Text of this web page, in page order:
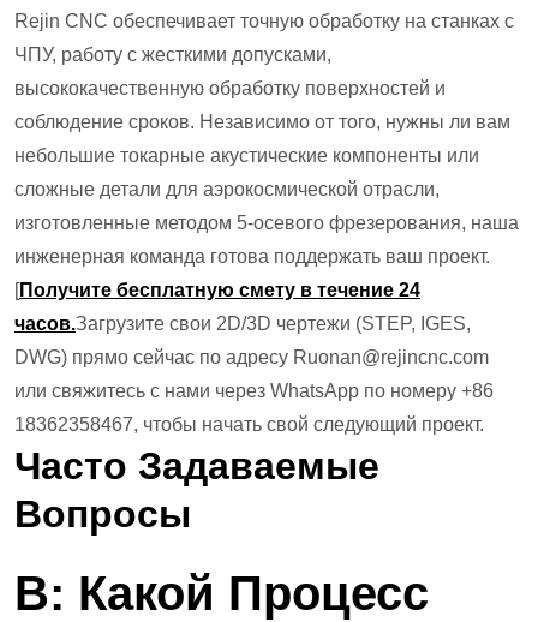
Rejin CNC обеспечивает точную обработку на станках с
ЧПУ, работу с жесткими допусками,
высококачественную обработку поверхностей и
соблюдение сроков. Независимо от того, нужны ли вам
небольшие токарные акустические компоненты или
сложные детали для аэрокосмической отрасли,
изготовленные методом 5-осевого фрезерования, наша
инженерная команда готова поддержать ваш проект.
[Получите бесплатную смету в течение 24
часов.Загрузите свои 2D/3D чертежи (STEP, IGES,
DWG) прямо сейчас по адресу Ruonan@rejincnc.com
или свяжитесь с нами через WhatsApp по номеру +86
18362358467, чтобы начать свой следующий проект.
Часто Задаваемые
Вопросы
В: Какой Процесс